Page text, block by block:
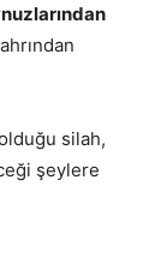
silah,
şeylere